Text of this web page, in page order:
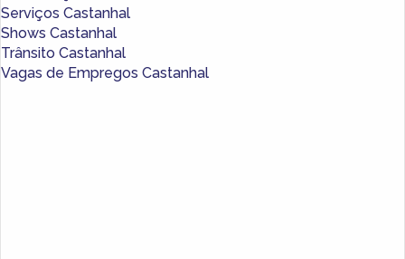
Serviços Castanhal
Shows Castanhal
Trânsito Castanhal
Vagas de Empregos Castanhal